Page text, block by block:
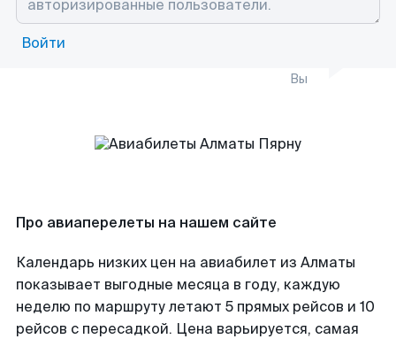
Войти
Вы
Про авиаперелеты на нашем сайте
Календарь низких цен на авиабилет из Алматы
показывает выгодные месяца в году, каждую
неделю по маршруту летают 5 прямых рейсов и 10
рейсов с пересадкой. Цена варьируется, самая